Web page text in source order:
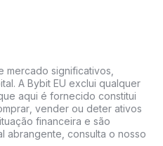
significativos,
A Bybit EU exclui qualquer
aqui é fornecido constitui
vender ou deter ativos
financeira e são
abrangente, consulta o nosso